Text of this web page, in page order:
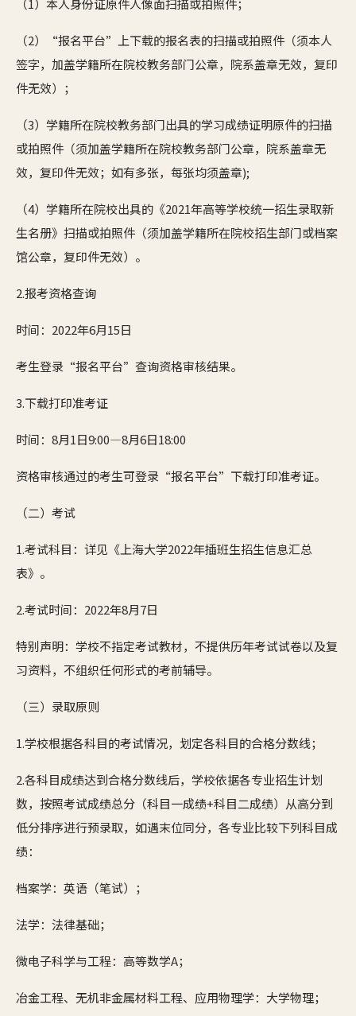
（1）本人身份证原件人像面扫描或拍照件；
（2）“报名平台”上下载的报名表的扫描或拍照件（须本人
签字，加盖学籍所在院校教务部门公章，院系盖章无效，复印
件无效）；
（3）学籍所在院校教务部门出具的学习成绩证明原件的扫描
或拍照件（须加盖学籍所在院校教务部门公章，院系盖章无
效，复印件无效；如有多张，每张均须盖章);
（4）学籍所在院校出具的《2021年高等学校统一招生录取新
生名册》扫描或拍照件（须加盖学籍所在院校招生部门或档案
馆公章，复印件无效）。
2.报考资格查询
时间：2022年6月15日
考生登录“报名平台”查询资格审核结果。
3.下载打印准考证
时间：8月1日9:00—8月6日18:00
资格审核通过的考生可登录“报名平台”下载打印准考证。
（二）考试
1.考试科目：详见《上海大学2022年插班生招生信息汇总
表》。
2.考试时间：2022年8月7日
特别声明：学校不指定考试教材，不提供历年考试试卷以及复
习资料，不组织任何形式的考前辅导。
（三）录取原则
1.学校根据各科目的考试情况，划定各科目的合格分数线；
2.各科目成绩达到合格分数线后，学校依据各专业招生计划
数，按照考试成绩总分（科目一成绩+科目二成绩）从高分到
低分排序进行预录取，如遇末位同分，各专业比较下列科目成
绩：
档案学：英语（笔试）；
法学：法律基础；
微电子科学与工程：高等数学A；
冶金工程、无机非金属材料工程、应用物理学：大学物理；